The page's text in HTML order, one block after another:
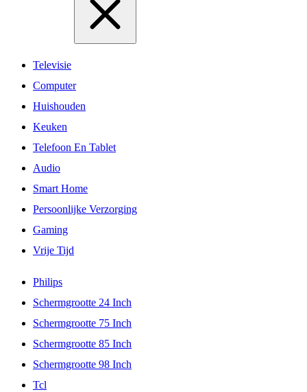
Televisie
Computer
Huishouden
Keuken
Telefoon En Tablet
Audio
Smart Home
Persoonlijke Verzorging
Gaming
Vrije Tijd
Philips
Schermgrootte 24 Inch
Schermgrootte 75 Inch
Schermgrootte 85 Inch
Schermgrootte 98 Inch
Tcl